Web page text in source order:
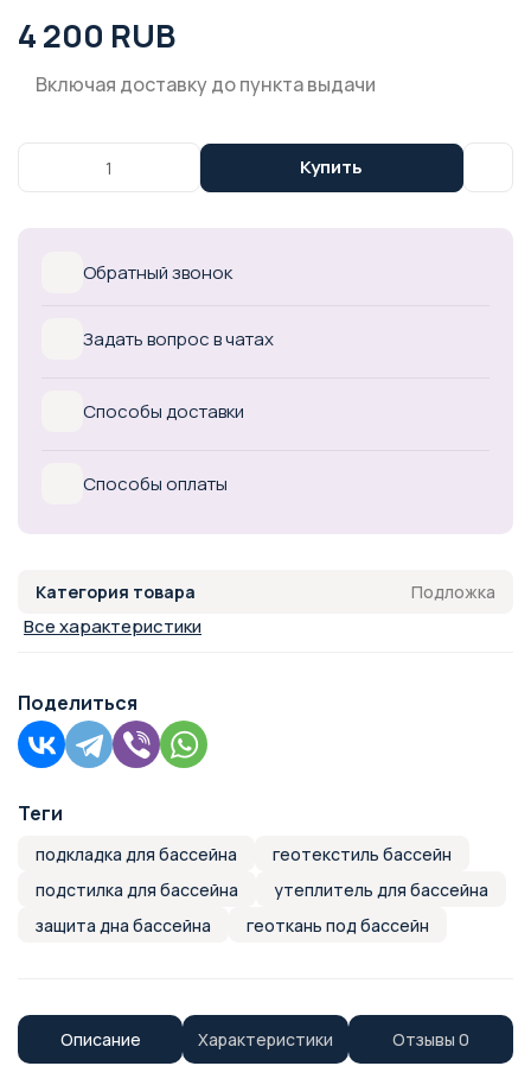
4 200 RUB
Включая доставку до пункта выдачи
Купить
Обратный звонок
Задать вопрос в чатах
Способы доставки
Способы оплаты
Категория товара Подложка
Все характеристики
Поделиться
Теги
подкладка для бассейна
геотекстиль бассейн
подстилка для бассейна
утеплитель для бассейна
защита дна бассейна
геоткань под бассейн
Описание Характеристики Отзывы 0